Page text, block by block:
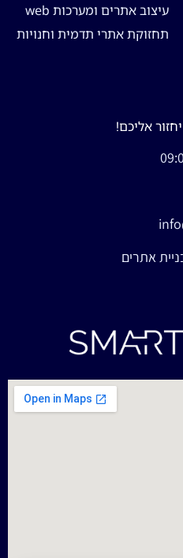
עיצוב אתרים ומערכות web
תחזוקת אתרי תדמית וחנויות
אליכם!
אתרים